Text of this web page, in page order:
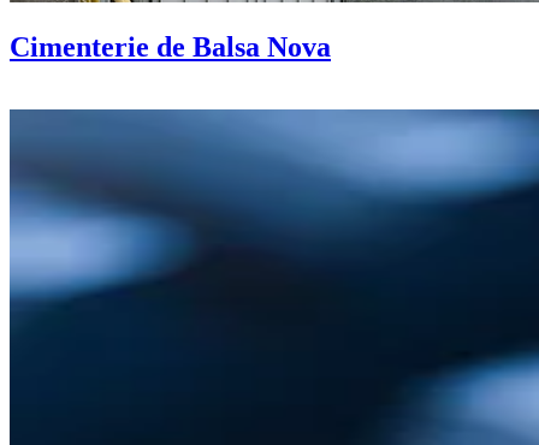
Cimenterie de Balsa Nova